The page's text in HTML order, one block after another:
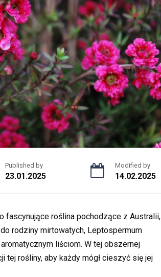
Published by
23.01.2025
Modified by
14.02.2025
fascynujące roślina pochodzące z Australii,
rodziny mirtowatych, Leptospermum
liściom. W tej obszernej
tej rośliny, aby każdy mógł cieszyć się jej